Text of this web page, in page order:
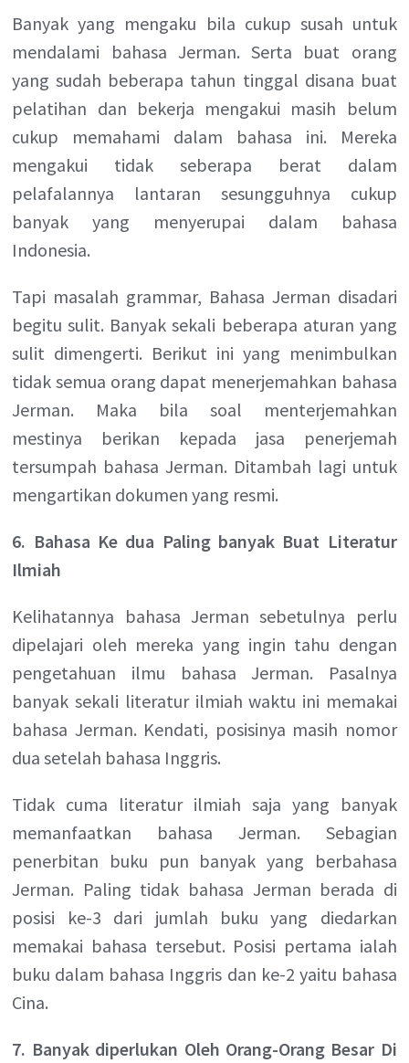
Banyak yang mengaku bila cukup susah untuk
mendalami bahasa Jerman. Serta buat orang
yang sudah beberapa tahun tinggal disana buat
pelatihan dan bekerja mengakui masih belum
cukup memahami dalam bahasa ini. Mereka
mengakui tidak seberapa berat dalam
pelafalannya lantaran sesungguhnya cukup
banyak yang menyerupai dalam bahasa
Indonesia.
Tapi masalah grammar, Bahasa Jerman disadari
begitu sulit. Banyak sekali beberapa aturan yang
sulit dimengerti. Berikut ini yang menimbulkan
tidak semua orang dapat menerjemahkan bahasa
Jerman. Maka bila soal menterjemahkan
mestinya berikan kepada jasa penerjemah
tersumpah bahasa Jerman. Ditambah lagi untuk
mengartikan dokumen yang resmi.
6. Bahasa Ke dua Paling banyak Buat Literatur
Ilmiah
Kelihatannya bahasa Jerman sebetulnya perlu
dipelajari oleh mereka yang ingin tahu dengan
pengetahuan ilmu bahasa Jerman. Pasalnya
banyak sekali literatur ilmiah waktu ini memakai
bahasa Jerman. Kendati, posisinya masih nomor
dua setelah bahasa Inggris.
Tidak cuma literatur ilmiah saja yang banyak
memanfaatkan bahasa Jerman. Sebagian
penerbitan buku pun banyak yang berbahasa
Jerman. Paling tidak bahasa Jerman berada di
posisi ke-3 dari jumlah buku yang diedarkan
memakai bahasa tersebut. Posisi pertama ialah
buku dalam bahasa Inggris dan ke-2 yaitu bahasa
Cina.
7. Banyak diperlukan Oleh Orang-Orang Besar Di